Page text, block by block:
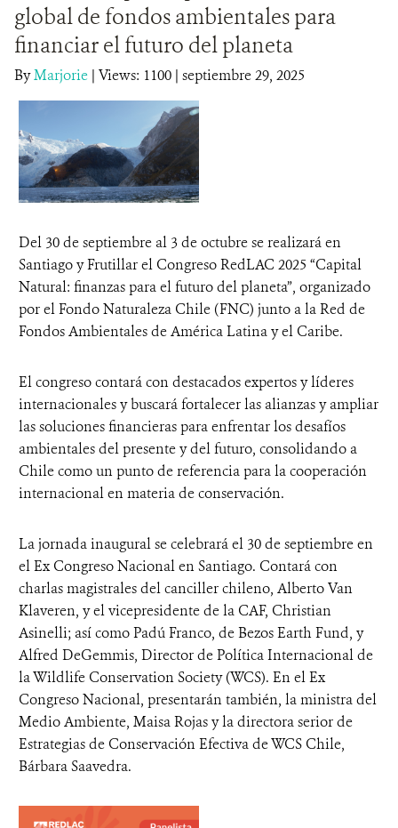
DONA
global de fondos ambientales para
financiar el futuro del planeta
ByMarjorie | Views: 1100 | septiembre 29, 2025
Del 30 de septiembre al 3 de octubre se realizará en
Santiago y Frutillar el Congreso RedLAC 2025 “Capital
Natural: finanzas para el futuro del planeta”, organizado
por el Fondo Naturaleza Chile (FNC) junto a la Red de
Fondos Ambientales de América Latina y el Caribe.
El congreso contará con destacados expertos y líderes
internacionales y buscará fortalecer las alianzas y ampliar
las soluciones financieras para enfrentar los desafíos
ambientales del presente y del futuro, consolidando a
Chile como un punto de referencia para la cooperación
internacional en materia de conservación.
La jornada inaugural se celebrará el 30 de septiembre en
el Ex Congreso Nacional en Santiago. Contará con
charlas magistrales del canciller chileno, Alberto Van
Klaveren, y el vicepresidente de la CAF, Christian
Asinelli; así como Padú Franco, de Bezos Earth Fund, y
Alfred DeGemmis, Director de Política Internacional de
la Wildlife Conservation Society (WCS). En el Ex
Congreso Nacional, presentarán también, la ministra del
Medio Ambiente, Maisa Rojas y la directora serior de
Estrategias de Conservación Efectiva de WCS Chile,
Bárbara Saavedra.